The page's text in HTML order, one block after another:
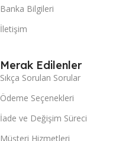
Banka Bilgileri
İletişim
Merak Edilenler
Sıkça Sorulan Sorular
Ödeme Seçenekleri
İade ve Değişim Süreci
Müşteri Hizmetleri